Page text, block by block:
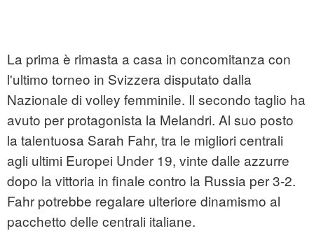
La prima è rimasta a casa in concomitanza con
l'ultimo torneo in Svizzera disputato dalla
Nazionale di volley femminile. Il secondo taglio ha
avuto per protagonista la Melandri. Al suo posto
la talentuosa Sarah Fahr, tra le migliori centrali
agli ultimi Europei Under 19, vinte dalle azzurre
dopo la vittoria in finale contro la Russia per 3-2.
Fahr potrebbe regalare ulteriore dinamismo al
pacchetto delle centrali italiane.